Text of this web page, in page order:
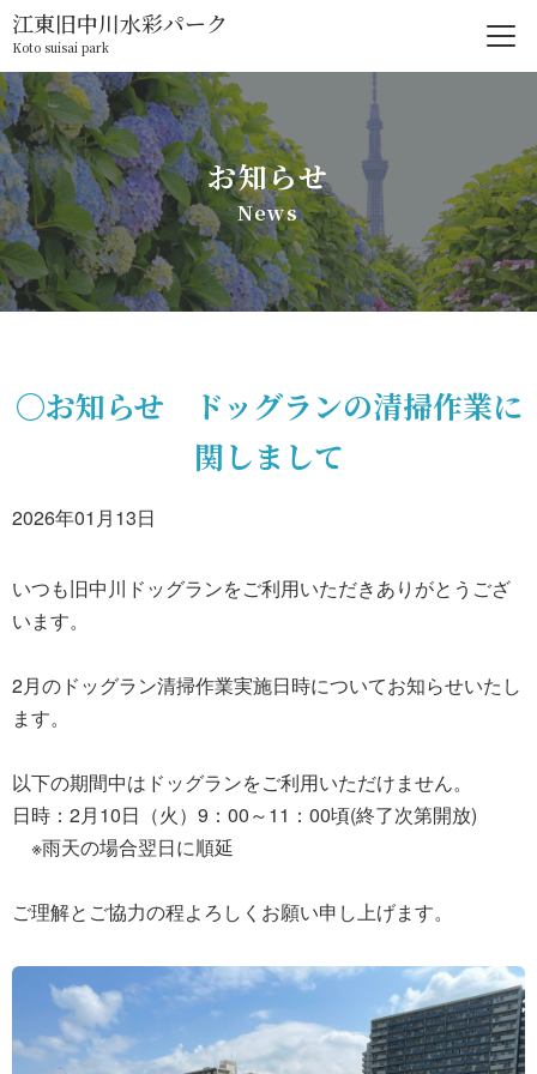
江東旧中川水彩パーク
Koto suisai park
お知らせ
News
〇お知らせ ドッグランの清掃作業に
関しまして
2026年01月13日
いつも旧中川ドッグランをご利用いただきありがとうござ
います。
2月のドッグラン清掃作業実施日時についてお知らせいたし
ます。
以下の期間中はドッグランをご利用いただけません。
日時：2月10日（火）9：00～11：00頃(終了次第開放)
※雨天の場合翌日に順延
ご理解とご協力の程よろしくお願い申し上げます。